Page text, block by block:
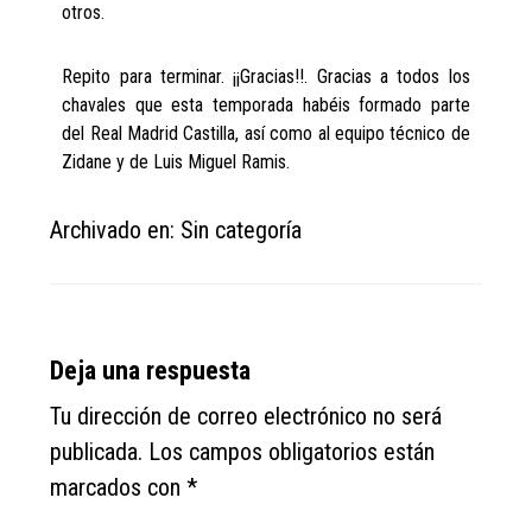
otros.
Repito para terminar. ¡¡Gracias!!. Gracias a todos los
chavales que esta temporada habéis formado parte
del Real Madrid Castilla, así como al equipo técnico de
Zidane y de Luis Miguel Ramis.
Archivado en: Sin categoría
Reader
Interactions
Deja una respuesta
Tu dirección de correo electrónico no será
publicada. Los campos obligatorios están
marcados con*